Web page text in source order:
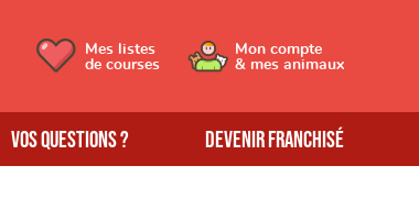
Vos questions ? Devenir franchisé
Mes listes
de courses
Mon compte
& mes animaux